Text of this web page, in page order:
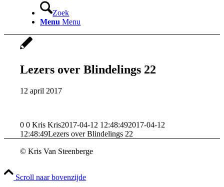
Zoek
Menu Menu
Lezers over Blindelings 22
12 april 2017
0 0 Kris Kris2017-04-12 12:48:492017-04-12
12:48:49Lezers over Blindelings 22
© Kris Van Steenberge
Scroll naar bovenzijde